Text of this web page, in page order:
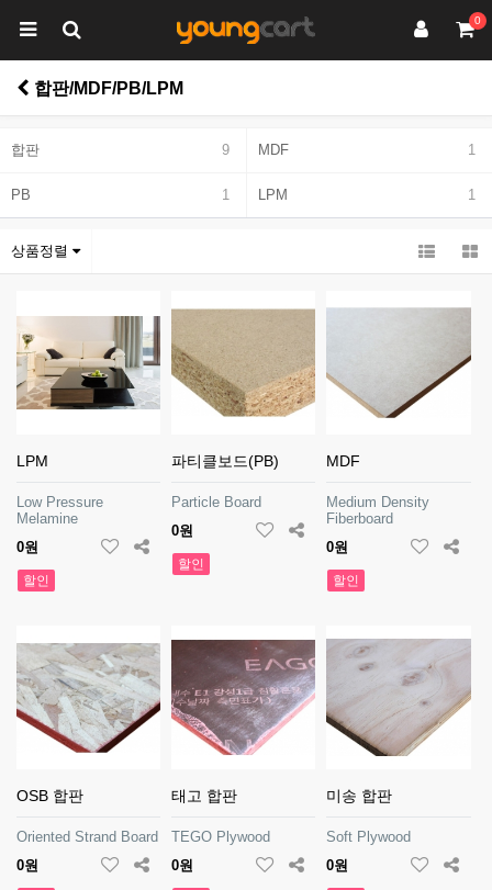
0
합판/MDF/PB/LPM
합판 9 MDF 1
PB 1 LPM 1
상품정렬
LPM
Low Pressure
Melamine
0원
할인
파티클보드(PB)
Particle Board
0원
할인
MDF
Medium Density
Fiberboard
0원
할인
OSB 합판
Oriented Strand Board
0원
태고 합판
TEGO Plywood
0원
미송 합판
Soft Plywood
0원